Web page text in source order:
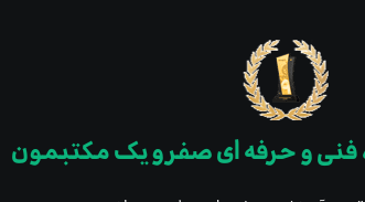
فنی و حرفه ای صفر و یک مکتبمون